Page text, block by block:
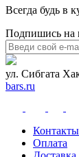
Всегда будь в
Подпишись на
ул. Сибгата
bars.ru
Контакты
Оплата